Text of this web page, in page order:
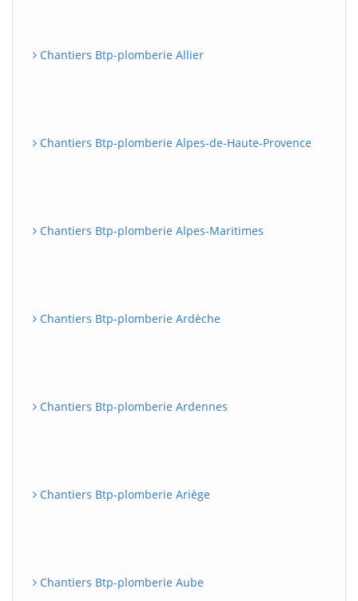
Chantiers Btp-plomberie Allier
Chantiers Btp-plomberie Alpes-de-Haute-Provence
Chantiers Btp-plomberie Alpes-Maritimes
Chantiers Btp-plomberie Ardèche
Chantiers Btp-plomberie Ardennes
Chantiers Btp-plomberie Ariège
Chantiers Btp-plomberie Aube